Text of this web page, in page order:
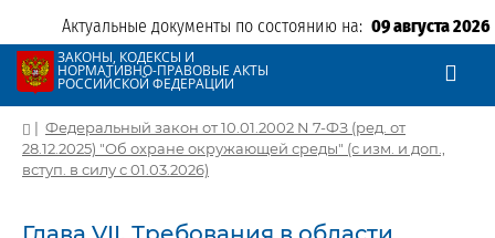
Актуальные документы по состоянию на: 09 августа 2026
ЗАКОНЫ, КОДЕКСЫ И
НОРМАТИВНО-ПРАВОВЫЕ АКТЫ
РОССИЙСКОЙ ФЕДЕРАЦИИ
| Федеральный закон от 10.01.2002 N 7-ФЗ (ред. от
28.12.2025) "Об охране окружающей среды" (с изм. и доп.,
вступ. в силу с 01.03.2026)